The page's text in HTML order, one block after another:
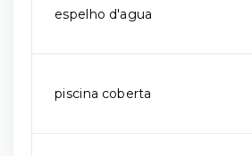
espelho d'agua
piscina coberta